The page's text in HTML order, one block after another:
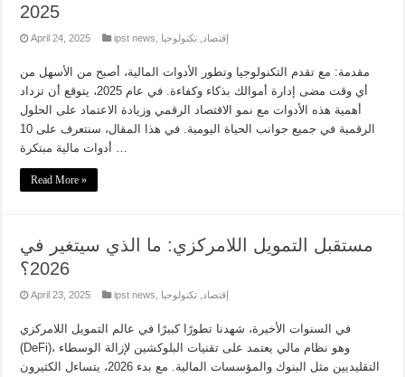
2025
April 24, 2025 ipst news إقتصاد تكنولوجيا
مقدمة: مع تقدم التكنولوجيا وتطور الأدوات المالية، أصبح من الأسهل من
أي وقت مضى إدارة أموالك بذكاء وكفاءة. في عام 2025، يتوقع أن تزداد
أهمية هذه الأدوات مع نمو الاقتصاد الرقمي وزيادة الاعتماد على الحلول
الرقمية في جميع جوانب الحياة اليومية. في هذا المقال، سنتعرف على 10
أدوات مالية مبتكرة …
Read More »
مستقبل التمويل اللامركزي: ما الذي سيتغير في
2026؟
April 23, 2025 ipst news إقتصاد تكنولوجيا
في السنوات الأخيرة، شهدنا تطورًا كبيرًا في عالم التمويل اللامركزي
(DeFi)، وهو نظام مالي يعتمد على تقنيات البلوكشين لإزالة الوسطاء
التقليديين مثل البنوك والمؤسسات المالية. مع بدء 2026، يتساءل الكثيرون